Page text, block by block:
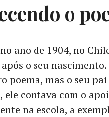
o
ano de 1904, no
o seu
poema, mas o seu
ele contava com o
na escola, a